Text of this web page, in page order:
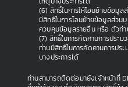
(6) สิทธิ์ในการให้โอนย้ายข้อมู
มีสิทธิ์ในการโอนย้ายข้อมูลส่วน
ควบคุมข้อมูลรายอื่น หรือ ตัวท่า
(7) สิทธิ์ในการคัดคานการปร
ท่านมีสิทธิ์ในการคัดคานการป
บางประการได้
ท่านสามารถติดต่อมายังเจ้าหน้าที่